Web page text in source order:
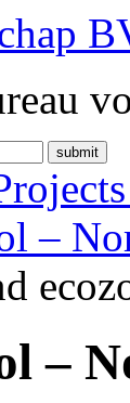
submit
–
–